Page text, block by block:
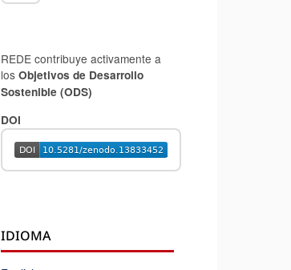
REDE contribuye activamente a
los Objetivos de Desarrollo
Sostenible (ODS)
DOI
IDIOMA